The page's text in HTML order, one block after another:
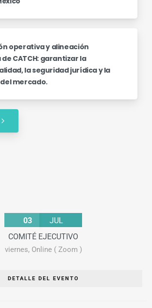
operativa y alineación
CATCH: garantizar la
la seguridad jurídica y la
mercado.
03
JUL
COMITÉ EJECUTIVO
viernes, Online ( Zoom )
DETALLE DEL EVENTO